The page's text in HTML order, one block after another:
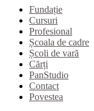
Fundație
Cursuri
Profesional
Școala de cadre
Școli de vară
Cărți
PanStudio
Contact
Povestea